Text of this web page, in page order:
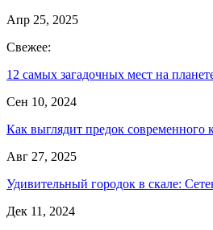
Апр 25, 2025
Свежее:
12 самых загадочных мест на
Сен 10, 2024
Как выглядит предок
Авг 27, 2025
Удивительный городок в скале:
Дек 11, 2024